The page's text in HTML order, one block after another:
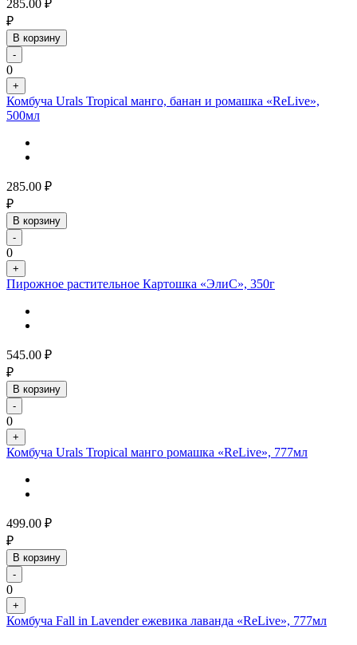
285.00 ₽
₽
В корзину
-
0
+
Комбуча Urals Tropical манго, банан и ромашка «ReLive»,
500мл
285.00 ₽
₽
В корзину
-
0
+
Пирожное растительное Картошка «ЭлиС», 350г
545.00 ₽
₽
В корзину
-
0
+
Комбуча Urals Tropical манго ромашка «ReLive», 777мл
499.00 ₽
₽
В корзину
-
0
+
Комбуча Fall in Lavender ежевика лаванда «ReLive», 777мл